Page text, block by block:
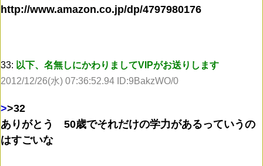
http://www.amazon.co.jp/dp/4797980176
33: 以下、名無しにかわりましてVIPがお送りします
2012/12/26(水) 07:36:52.94 ID:9BakzWO/0
>>32
ありがとう 50歳でそれだけの学力があるっていうの
はすごいな